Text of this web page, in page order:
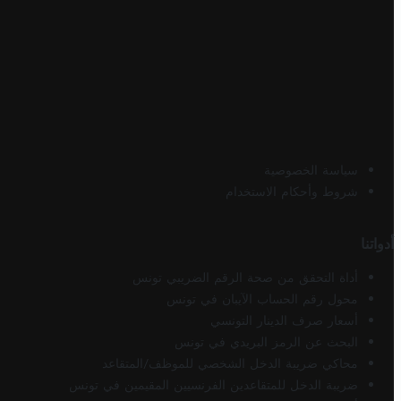
سياسة الخصوصية
شروط وأحكام الاستخدام
أدواتنا
أداة التحقق من صحة الرقم الضريبي تونس
محول رقم الحساب الآيبان في تونس
أسعار صرف الدينار التونسي
البحث عن الرمز البريدي في تونس
محاكي ضريبة الدخل الشخصي للموظف/المتقاعد
ضريبة الدخل للمتقاعدين الفرنسيين المقيمين في تونس